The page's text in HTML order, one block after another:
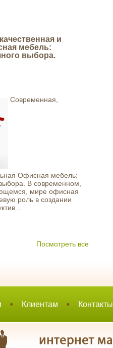
и
мебель:
выбора.
Современная,
Офисная мебель:
В современном,
мире офисная
роль в создании
..
Посмотреть все
• Клиентам • Контакты